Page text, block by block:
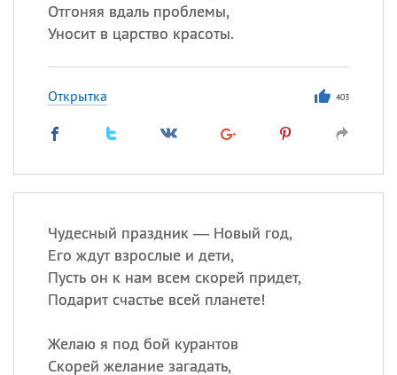
Отгоняя вдаль проблемы,
Уносит в царство красоты.
Открытка 403
Чудесный праздник — Новый год,
Его ждут взрослые и дети,
Пусть он к нам всем скорей придет,
Подарит счастье всей планете!
Желаю я под бой курантов
Скорей желание загадать,
Сегодня празднуют именины
Посмотреть значениеи
происхождение